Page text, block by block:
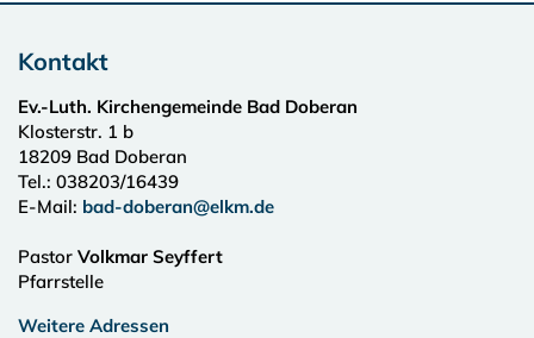
Kontakt
Ev.-Luth. Kirchengemeinde Bad Doberan
Klosterstr. 1 b
18209 Bad Doberan
Tel.: 038203/16439
E-Mail: bad-doberan@elkm.de
Pastor Volkmar Seyffert
Pfarrstelle
Weitere Adressen